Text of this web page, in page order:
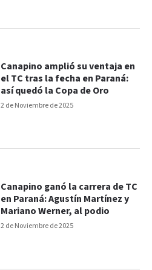
2 de Noviembre de 2025
Canapino amplió su ventaja en
el TC tras la fecha en Paraná:
así quedó la Copa de Oro
2 de Noviembre de 2025
Canapino ganó la carrera de TC
en Paraná: Agustín Martínez y
Mariano Werner, al podio